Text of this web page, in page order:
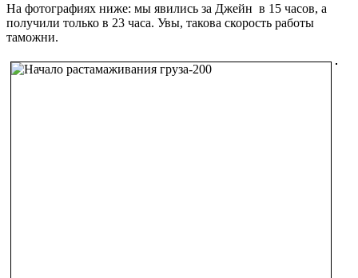
На фотографиях ниже: мы явились за Джейн в 15 часов, а
получили только в 23 часа. Увы, такова скорость работы
таможни.